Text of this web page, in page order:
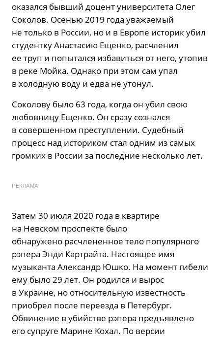
оказался бывший доцент университета Олег
Соколов. Осенью 2019 года уважаемый
не только в России, но и в Европе историк убил
студентку Анастасию Ещенко, расчленил
ее труп и попытался избавиться от него, утопив
в реке Мойка. Однако при этом сам упал
в холодную воду и едва не утонул.
Соколову было 63 года, когда он убил свою
любовницу Ещенко. Он сразу сознался
в совершенном преступлении. Судебный
процесс над историком стал одним из самых
громких в России за последние несколько лет.
РЕКЛАМА
Затем 30 июля 2020 года в квартире
на Невском проспекте было
обнаружено расчлененное тело популярного
рэпера Энди Картрайта. Настоящее имя
музыканта Александр Юшко. На момент гибели
ему было 29 лет. Он родился и вырос
в Украине, но относительную известность
приобрел после переезда в Петербург.
Обвинение в убийстве рэпера предъявлено
его супруге Марине Кохал. По версии